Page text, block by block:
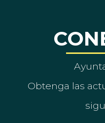
Obtenga las